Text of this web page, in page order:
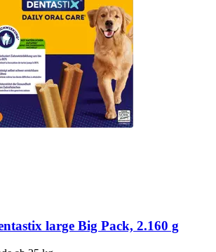
large Big Pack, 2.160 g